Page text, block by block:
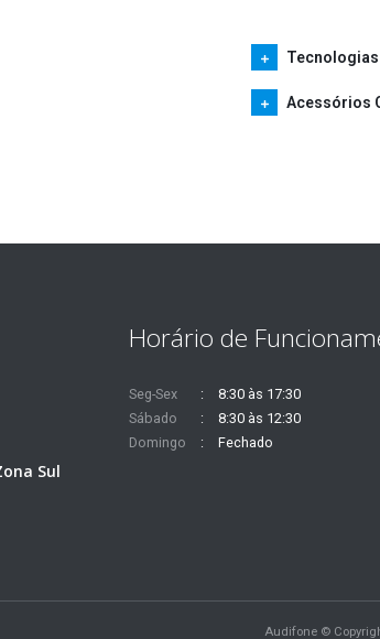
Acessórios
Sul
Horário de
Seg-Sex
8:30 às 17:30
Sábado
8:30 às 12:30
Domingo
Fechado
Audifone ©